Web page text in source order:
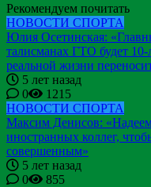
Рекомендуем почитать
НОВОСТИ СПОРТА
Юлия Осетинская:
талисманах ГТО будет
реальной жизни
5 лет назад
0
1215
НОВОСТИ СПОРТА
Максим Денисов:
иностранных коллег,
совершенным»
5 лет назад
0
855